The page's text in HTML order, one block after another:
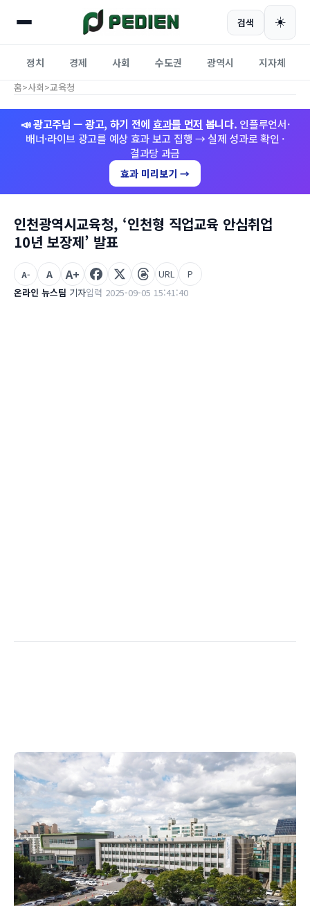
검색 ☀️
정치 경제 사회 수도권 광역시 지자체
홈>사회>교육청
📣 광고주님 — 광고, 하기 전에 효과를 먼저 봅니다. 인플루언서·
배너·라이브 광고를 예상 효과 보고 집행 → 실제 성과로 확인 ·
결과당 과금
효과 미리보기 →
인천광역시교육청, ‘인천형 직업교육 안심취업
10년 보장제’ 발표
온라인 뉴스팀 기자입력 2025-09-05 15:41:40
A- A A+ URL P